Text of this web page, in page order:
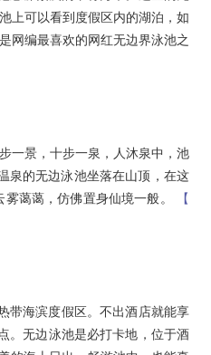
上可以看到度假区内的湖泊，如
网编最喜欢的网红无边界泳池之
一景，十步一泉，人沐泉中，池
泉的无边泳池坐落在山顶，在这
蔼蔼，仿佛置身仙境一般。
【
带海滨度假区。不出酒店就能享
。无边泳池是必打卡地，位于酒